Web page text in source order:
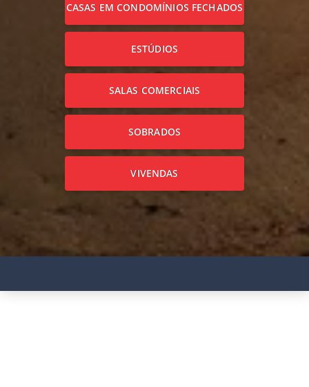
CASAS EM CONDOMÍNIOS FECHADOS
ESTÚDIOS
SALAS COMERCIAIS
SOBRADOS
VIVENDAS